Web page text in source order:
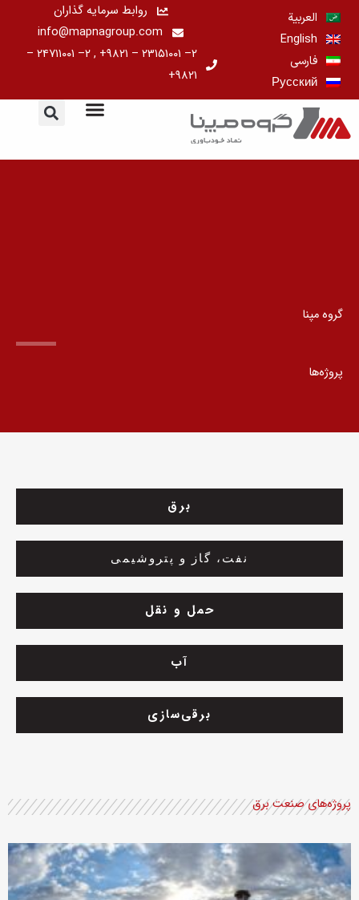
پرش
محتوا
العربية
English
فارسی
Русский
روابط سرمایه گذاران
info@mapnagroup.com
۲– ۲۳۱۵۱۰۰۱ – ۹۸۲۱+ , ۲– ۲۴۷۱۱۰۰۱ –
۹۸۲۱+
گروه مپنا
پروژه‌ها
برقی‌سازی
آب
حمل و نقل
نفت، گاز و پتروشیمی
برق
پروژه‌های صنعت برق